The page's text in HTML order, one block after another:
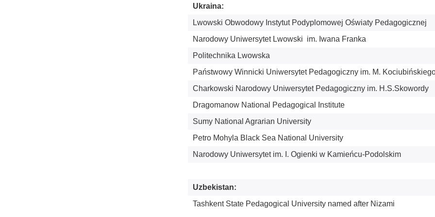
Ukraina:
Lwowski Obwodowy Instytut Podyplomowej Oświaty Pedagogicznej
Narodowy Uniwersytet Lwowski im. Iwana Franka
Politechnika Lwowska
Państwowy Winnicki Uniwersytet Pedagogiczny im. M.
Charkowski Narodowy Uniwersytet Pedagogiczny im. H.S.Skowordy
Dragomanow National Pedagogical Institute
Sumy National Agrarian University
Petro Mohyla Black Sea National University
Narodowy Uniwersytet im. I. Ogienki w Kamieńcu-Podolskim
Uzbekistan:
Tashkent State Pedagogical University named after Nizami